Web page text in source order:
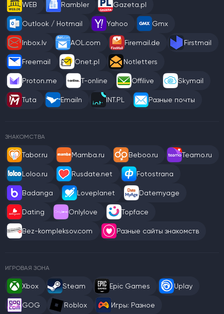
WEB Rambler Gazeta.pl
Outlook / Hotmail Yahoo Gmx
Inbox.lv AOL.com Firemail.de Firstmail
Freemail Onet.pl Notletters
Proton.me T-online Offilive Skymail
Tuta Emailn INT.PL Разные почты
ЗНАКОМСТВА
Tabor.ru Mamba.ru Beboo.ru Teamo.ru
Loloo.ru Rusdate.net Fotostrana
Badanga Loveplanet Datemyage
Dating Onlylove Topface
Bez-kompleksov.com Разные сайты знакомств
ИГРОВАЯ ЗОНА
Xbox Steam Epic Games Uplay
GOG Roblox Игры: Разное